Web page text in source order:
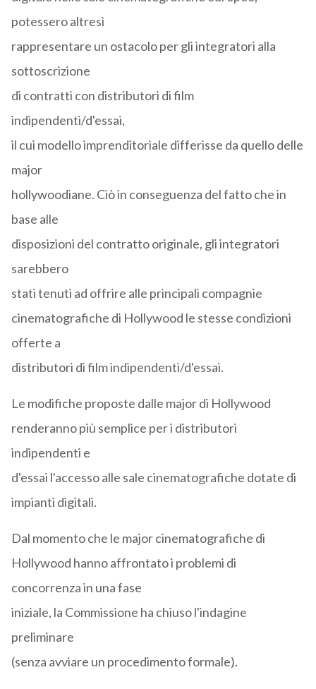
potessero altresì
rappresentare un ostacolo per gli integratori alla
sottoscrizione
di contratti con distributori di film
indipendenti/d'essai,
il cui modello imprenditoriale differisse da quello delle
major
hollywoodiane. Ciò in conseguenza del fatto che in
base alle
disposizioni del contratto originale, gli integratori
sarebbero
stati tenuti ad offrire alle principali compagnie
cinematografiche di Hollywood le stesse condizioni
offerte a
distributori di film indipendenti/d'essai.
Le modifiche proposte dalle major di Hollywood
renderanno più semplice per i distributori
indipendenti e
d'essai l'accesso alle sale cinematografiche dotate di
impianti digitali.
Dal momento che le major cinematografiche di
Hollywood hanno affrontato i problemi di
concorrenza in una fase
iniziale, la Commissione ha chiuso l'indagine
preliminare
(senza avviare un procedimento formale).